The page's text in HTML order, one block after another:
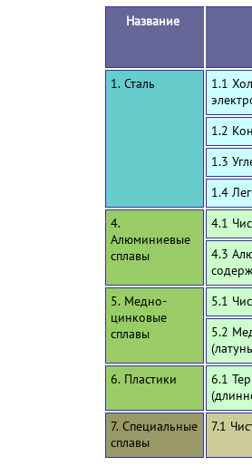
Название
1. Сталь
1.1
1.2
1.3
1.4
4.
Алюминиевые
сплавы
4.1
4.3
5. Медно-
цинковые
сплавы
5.1
5.2
6. Пластики
6.1
7. Специальные
сплавы
7.1